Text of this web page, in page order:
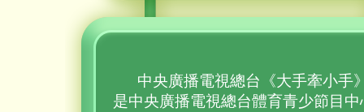
中央廣播電視總台《大手牽小手
是中央廣播電視總台體育青少節目